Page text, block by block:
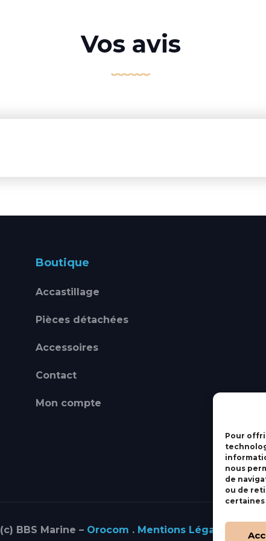
Pour
nous
de
ou de
Vos avis
Boutique
Accastillage
Pièces détachées
Accessoires
Contact
Mon compte
(c) BBS Marine – Orocom . Mentions Légales C.G.V